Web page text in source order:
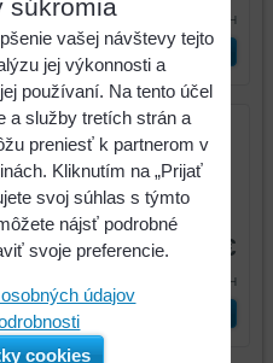
s DPH
ks Vložiť do košíka
26mm
7,28 €
s DPH
ks
súkromia
vašej návštevy tejto
jej výkonnosti a
používaní. Na tento účel
a služby tretích strán a
preniesť k partnerom v
Kliknutím na „Prijať
svoj súhlas s týmto
nájsť podrobné
svoje preferencie.
údajov
cookies